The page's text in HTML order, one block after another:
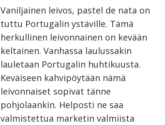
Vaniljainen leivos, pastel de nata on
tuttu Portugalin ystäville. Tämä
herkullinen leivonnainen on kevään
keltainen. Vanhassa laulussakin
lauletaan Portugalin huhtikuusta.
Keväiseen kahvipöytään nämä
leivonnaiset sopivat tänne
pohjolaankin. Helposti ne saa
valmistettua marketin valmiista